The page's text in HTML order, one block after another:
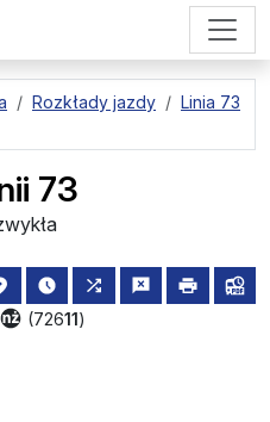
Rozkłady jazdy
Linia 73
73
(72611)
lokalizacja przystanku na mapie
najbliższe odjazdy z tego
wszystkie linie
zgłośdrukuj